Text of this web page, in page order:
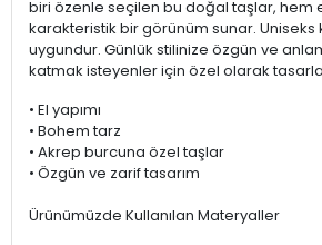
biri özenle seçilen bu doğal taşlar, hem
karakteristik bir görünüm sunar. Uniseks
uygundur. Günlük stilinize özgün ve
katmak isteyenler için özel olarak
• El yapımı
• Bohem tarz
• Akrep burcuna özel taşlar
• Özgün ve zarif tasarım
Ürünümüzde Kullanılan Materyaller